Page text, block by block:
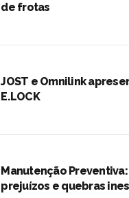
de frotas
JOST e Omnilink
E.LOCK
Manutenção
prejuízos e quebras